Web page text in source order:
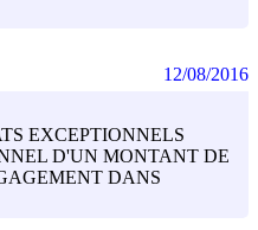
EXCEPTIONNELS
D'UN MONTANT DE
DANS
12/08/2016